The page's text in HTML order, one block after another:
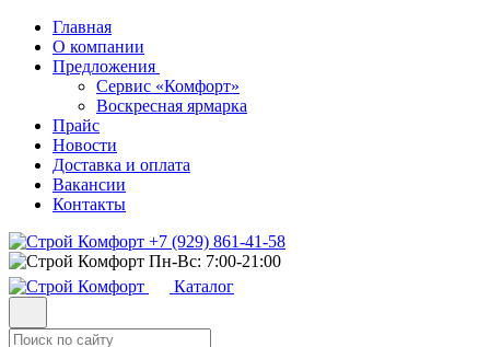
Главная
О компании
Предложения
Сервис «Комфорт»
Воскресная ярмарка
Прайс
Новости
Доставка и оплата
Вакансии
Контакты
+7 (929) 861-41-58
Пн-Вс: 7:00-21:00
Каталог